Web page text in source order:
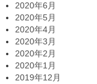
2020年6月
2020年5月
2020年4月
2020年3月
2020年2月
2020年1月
2019年12月